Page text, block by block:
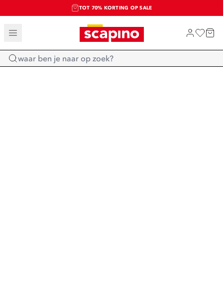
TOT 70% KORTING OP SALE
SALE: LAATSTE KANS!
SHOP NIEUW
Home